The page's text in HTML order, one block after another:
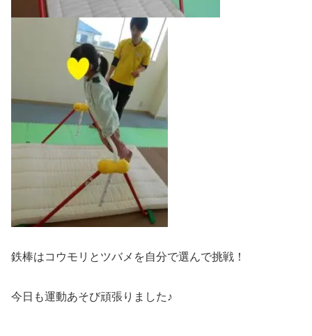
鉄棒はコウモリとツバメを自分で選んで挑戦！
今日も運動あそび頑張りました♪